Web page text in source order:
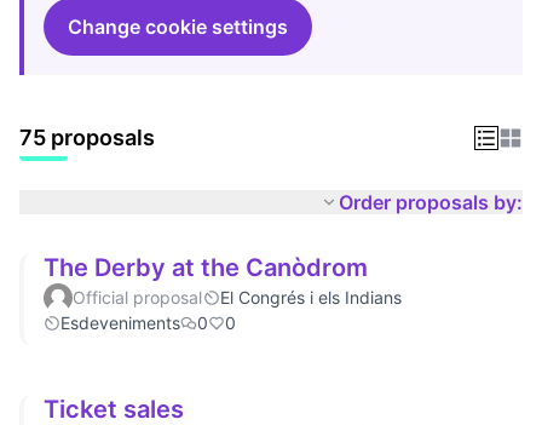
Change cookie settings
75 proposals
Order proposals by:
The Derby at the Canòdrom
Official proposal
El Congrés i els Indians
Esdeveniments
0 0
Ticket sales